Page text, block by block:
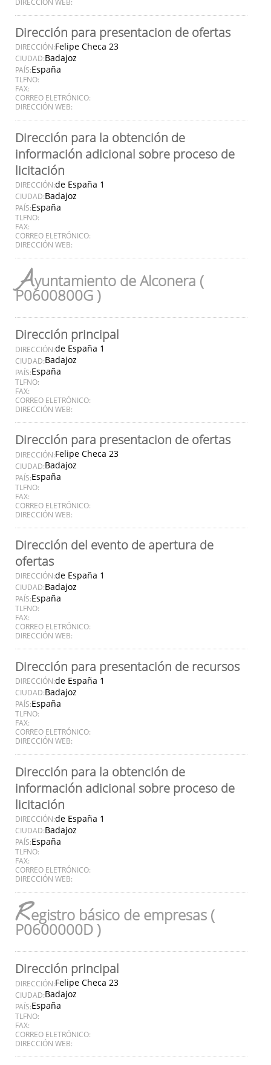
Dirección para presentacion de ofertas
DIRECCIÓN:Felipe Checa 23
CIUDAD:Badajoz
PAÍS:España
TLFNO:
FAX:
CORREO ELETRÓNICO:
DIRECCIÓN WEB:
Dirección para la obtención de
información adicional sobre proceso de
licitación
DIRECCIÓN:de España 1
CIUDAD:Badajoz
PAÍS:España
TLFNO:
FAX:
CORREO ELETRÓNICO:
DIRECCIÓN WEB:
Ayuntamiento de Alconera (
P0600800G )
Dirección principal
DIRECCIÓN:de España 1
CIUDAD:Badajoz
PAÍS:España
TLFNO:
FAX:
CORREO ELETRÓNICO:
DIRECCIÓN WEB:
Dirección para presentacion de ofertas
DIRECCIÓN:Felipe Checa 23
CIUDAD:Badajoz
PAÍS:España
TLFNO:
FAX:
CORREO ELETRÓNICO:
DIRECCIÓN WEB:
Dirección del evento de apertura de
ofertas
DIRECCIÓN:de España 1
CIUDAD:Badajoz
PAÍS:España
TLFNO:
FAX:
CORREO ELETRÓNICO:
DIRECCIÓN WEB:
Dirección para presentación de recursos
DIRECCIÓN:de España 1
CIUDAD:Badajoz
PAÍS:España
TLFNO:
FAX:
CORREO ELETRÓNICO:
DIRECCIÓN WEB:
Dirección para la obtención de
información adicional sobre proceso de
licitación
DIRECCIÓN:de España 1
CIUDAD:Badajoz
PAÍS:España
TLFNO:
FAX:
CORREO ELETRÓNICO:
DIRECCIÓN WEB:
Registro básico de empresas (
P0600000D )
Dirección principal
DIRECCIÓN:Felipe Checa 23
CIUDAD:Badajoz
PAÍS:España
TLFNO:
FAX:
CORREO ELETRÓNICO:
DIRECCIÓN WEB: